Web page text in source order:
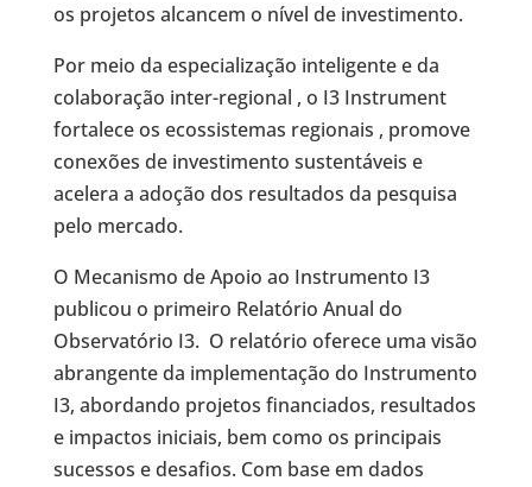
os projetos alcancem o nível de investimento.
Por meio da especialização inteligente e da
colaboração inter-regional , o I3 Instrument
fortalece os ecossistemas regionais , promove
conexões de investimento sustentáveis ​​e
acelera a adoção dos resultados da pesquisa
pelo mercado.
O Mecanismo de Apoio ao Instrumento I3
publicou o primeiro Relatório Anual do
Observatório I3. O relatório oferece uma visão
abrangente da implementação do Instrumento
I3, abordando projetos financiados, resultados
e impactos iniciais, bem como os principais
sucessos e desafios. Com base em dados